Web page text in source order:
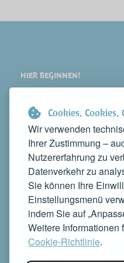
Cookies. Cookies.
Wir verwenden
Ihrer Zustimmung –
Nutzererfahrung zu
Datenverkehr zu
Sie können Ihre
Einstellungsmenü
indem Sie auf
Weitere Informationen
Cookie-Richtlinie.
HIER BEGINNEN!
SEHENSWERTES
ÜBERNACHTEN
ESSEN
KONTAKTE
MACHEN SIE IHR
KONTAKTIEREN SIE UNS,
PRÄSENTIEREN